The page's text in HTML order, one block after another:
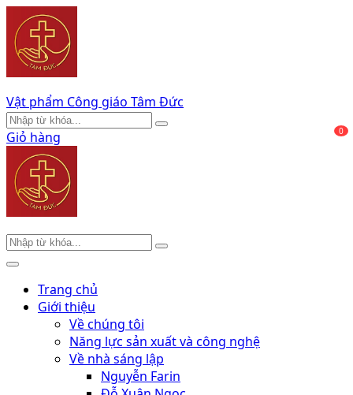
Vật phẩm Công giáo Tâm Đức
Giỏ hàng 0
Trang chủ
Giới thiệu
Về chúng tôi
Năng lực sản xuất và công nghệ
Về nhà sáng lập
Nguyễn Farin